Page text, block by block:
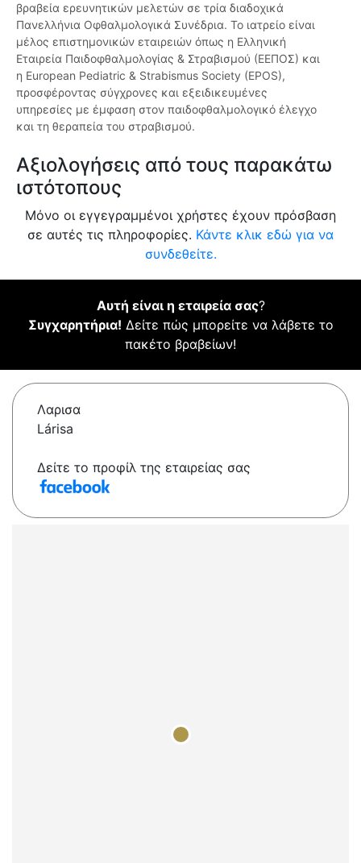
βραβεία ερευνητικών μελετών σε τρία διαδοχικά
Πανελλήνια Οφθαλμολογικά Συνέδρια. Το ιατρείο είναι
μέλος επιστημονικών εταιρειών όπως η Ελληνική
Εταιρεία Παιδοφθαλμολογίας & Στραβισμού (ΕΕΠΟΣ) και
η European Pediatric & Strabismus Society (EPOS),
προσφέροντας σύγχρονες και εξειδικευμένες
υπηρεσίες με έμφαση στον παιδοφθαλμολογικό έλεγχο
και τη θεραπεία του στραβισμού.
Αξιολογήσεις από τους παρακάτω
ιστότοπους
Μόνο οι εγγεγραμμένοι χρήστες έχουν πρόσβαση
σε αυτές τις πληροφορίες. Κάντε κλικ εδώ για να
συνδεθείτε.
Αυτή είναι η εταιρεία σας?
Συγχαρητήρια! Δείτε πώς μπορείτε να λάβετε το
πακέτο βραβείων!
Λαρισα
Lárisa
Δείτε το προφίλ της εταιρείας σας